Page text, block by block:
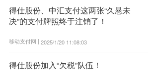
得仕股份、中汇支付这两张“久悬未
决”的支付牌照终于注销了！
移动支付网 | 2025/1/20 11:08:03
得仕股份加入“欠税”队伍！